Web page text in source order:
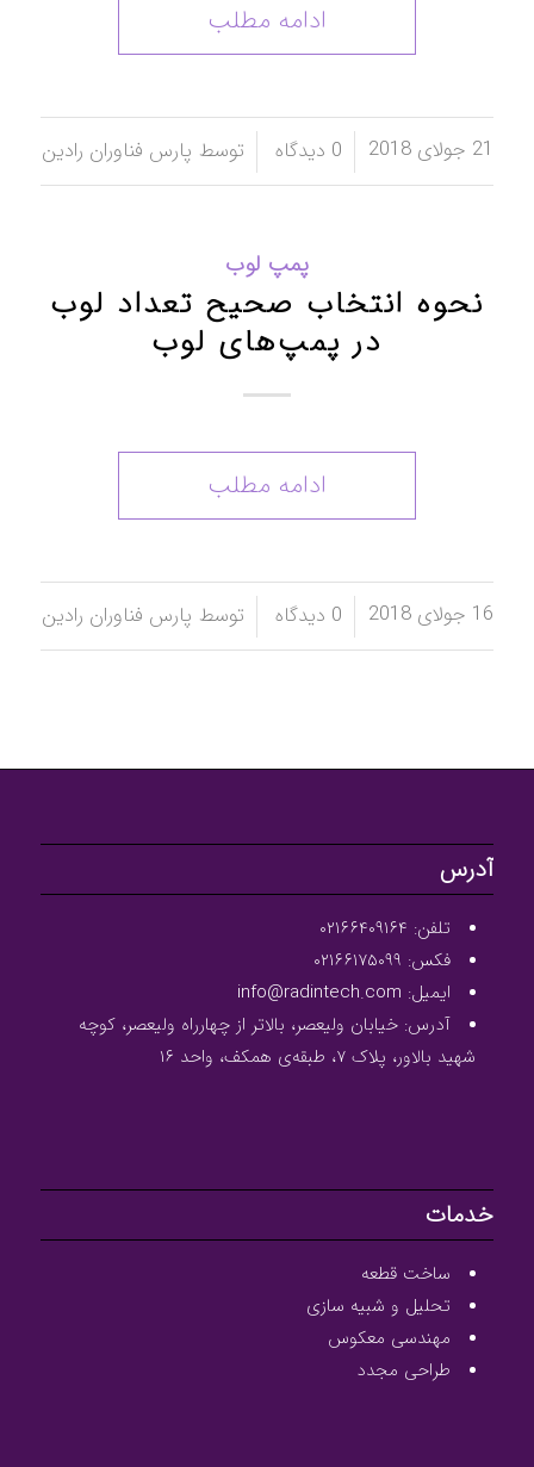
ادامه مطلب
21 جولای 2018 / 0 دیدگاه
/ توسط پارس فناوران رادین
پمپ لوب
نحوه انتخاب صحیح تعداد لوب
در پمپ‌های لوب
ادامه مطلب
16 جولای 2018 / 0 دیدگاه
/ توسط پارس فناوران رادین
آدرس
تلفن: ۰۲۱۶۶۴۰۹۱۶۴
فکس: ۰۲۱۶۶۱۷۵۰۹۹
ایمیل: info@radintech.com
آدرس: خیابان ولیعصر، بالاتر از چهارراه ولیعصر، کوچه
شهید بالاور، پلاک ۷، طبقه‌ی همکف، واحد ۱۶
خدمات
ساخت قطعه
تحلیل و شبیه سازی
مهندسی معکوس
طراحی مجدد